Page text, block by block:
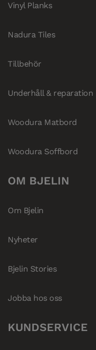
Vinyl Planks
Nadura Tiles
Tillbehör
Underhåll & reparation
Woodura Matbord
Woodura Soffbord
OM BJELIN
Om Bjelin
Nyheter
Bjelin Stories
Jobba hos oss
KUNDSERVICE